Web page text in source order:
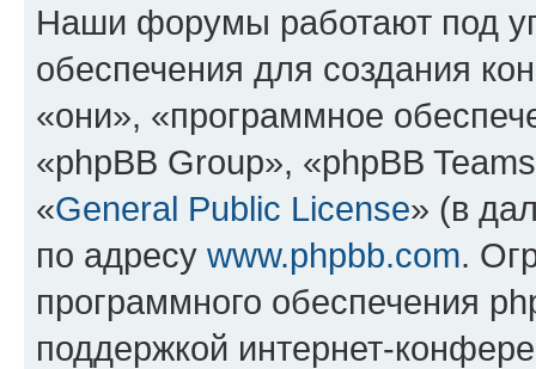
Наши форумы работают под
обеспечения для создания
«они», «программное
«phpBB Group», «phpBB
«General Public License» (в
по адресу www.phpbb.com.
программного обеспечения
поддержкой интернет-